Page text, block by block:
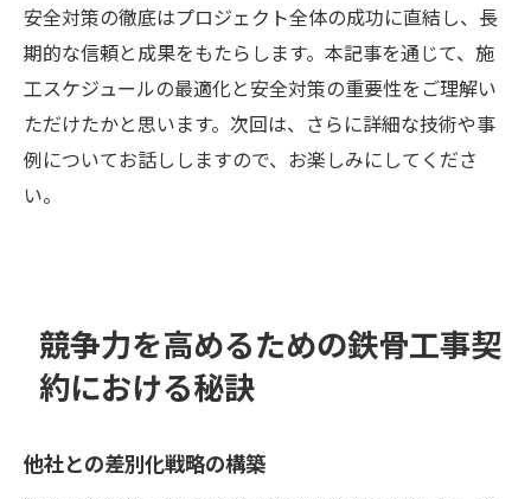
安全対策の徹底はプロジェクト全体の成功に直結し、長
期的な信頼と成果をもたらします。本記事を通じて、施
工スケジュールの最適化と安全対策の重要性をご理解い
ただけたかと思います。次回は、さらに詳細な技術や事
例についてお話ししますので、お楽しみにしてくださ
い。
競争力を高めるための鉄骨工事契
約における秘訣
他社との差別化戦略の構築